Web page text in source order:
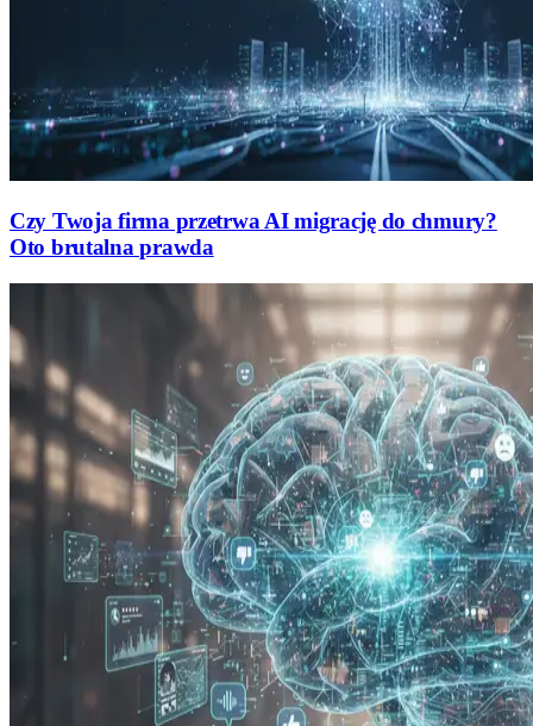
Czy Twoja firma przetrwa AI migrację do chmury?
Oto brutalna prawda